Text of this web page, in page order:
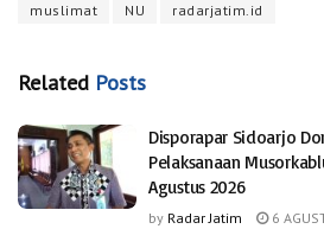
muslimat
NU radarjatim.id
Related Posts
Disporapar Sidoarjo
Pelaksanaan
Agustus 2026
by Radar Jatim 6